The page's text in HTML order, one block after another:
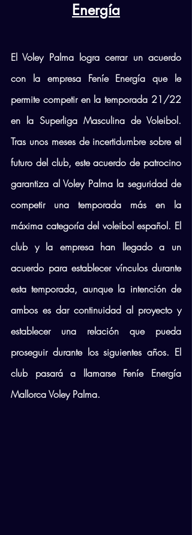
Energía
El Voley Palma logra cerrar un acuerdo
con la empresa Feníe Energía que le
permite competir en la temporada 21/22
en la Superliga Masculina de Voleibol.
Tras unos meses de incertidumbre sobre el
futuro del club, este acuerdo de patrocino
garantiza al Voley Palma la seguridad de
competir una temporada más en la
máxima categoría del voleibol español. El
club y la empresa han llegado a un
acuerdo para establecer vínculos durante
esta temporada, aunque la intención de
ambos es dar continuidad al proyecto y
establecer una relación que pueda
proseguir durante los siguientes años. El
club pasará a llamarse Feníe Energía
Mallorca Voley Palma.